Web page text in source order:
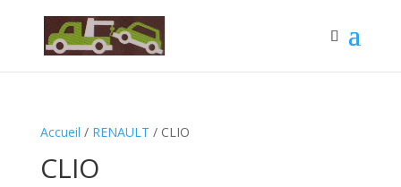
Accueil / RENAULT / CLIO
CLIO